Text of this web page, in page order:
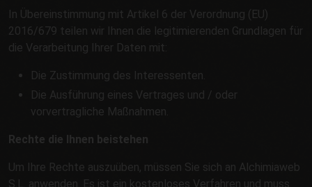
In Übereinstimmung mit Artikel 6 der Verordnung (EU)
2016/679 teilen wir Ihnen die legitimierenden Grundlagen für
die Verarbeitung Ihrer Daten mit:
Die Zustimmung des Interessenten.
Die Ausführung eines Vertrages und / oder
vorvertragliche Maßnahmen.
Rechte die Ihnen beistehen
Um Ihre Rechte auszuüben, müssen Sie sich an Alchimiaweb
S.L. anwenden. Es ist ein kostenloses Verfahren und muss